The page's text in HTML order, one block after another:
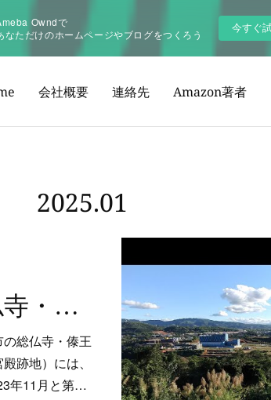
Owndで
なただけのホームページやブログをつくろう
今すぐ
会社概要 連絡先 Amazon著者
2025.01
中緬国境雲南瑞麗総仏寺・傣王宮から眺めたミャンマーシャン州ムセ（2023年11月19日）
総仏寺・傣王
跡地）には、
年11月と第…